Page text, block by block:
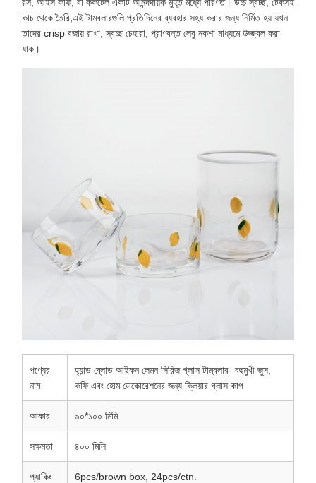
কাচ থেকে তৈরি,এই টাম্বলারগুলি প্রতিদিনের ব্যবহার সহ্য করার জন্য নির্মিত হয় যখন
তাদের crisp বজায় রাখা, স্বচ্ছ চেহারা, প্রাণবন্ত লেবু নকশা মাধ্যমে উজ্জ্বল করা
যাক।
পণ্যের
নাম
হ্যান্ড ব্লোড আইকন লেমন সিরিজ গ্লাস টাম্বলার- বহুমুখী জুস,
কফি এবং হোম ডেকোরেশনের জন্য ক্লিয়ার গ্লাস কাপ
আকার ৯০*১০০ মিমি
সক্ষমতা ৪০০ মিলি
প্যাকিং 6pcs/brown box, 24pcs/ctn.